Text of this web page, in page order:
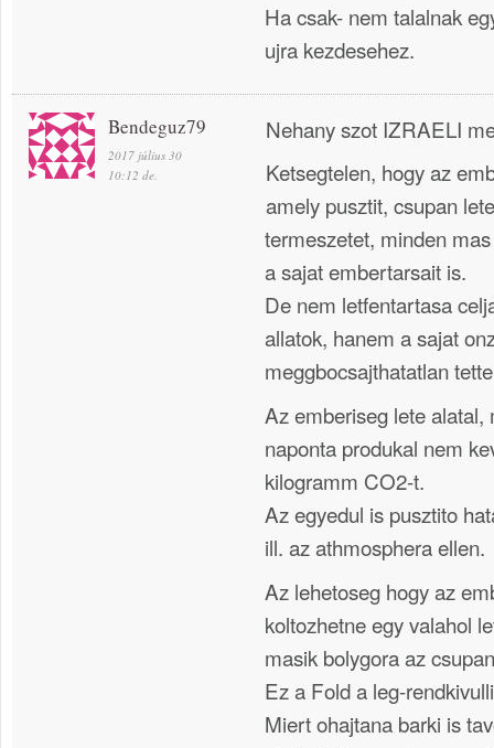
Ha csak- nem talalnak
ujra kezdesehez.
Bendeguz79
2017 július 30
10:12 de.
Nehany szot IZRAELI
Ketsegtelen, hogy az
amely pusztit, csupan
termeszetet, minden
a sajat embertarsait is.
De nem letfentartasa
allatok, hanem a sajat
meggbocsajthatatlan
Az emberiseg lete alatal,
naponta produkal nem
kilogramm CO2-t.
Az egyedul is pusztito
ill. az athmosphera ellen.
Az lehetoseg hogy az
koltozhetne egy valahol
masik bolygora az
Ez a Fold a leg-
Miert ohajtana barki is